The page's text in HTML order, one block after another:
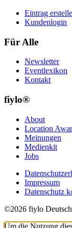
Eintrag
Kundenlogin
Für Alle
Newsletter
Eventlexikon
Kontakt
fiylo®
About
Location
Meinungen
Medienkit
Jobs
Impressum
Datenschutz
©2026 fiylo
Um die Nutzung